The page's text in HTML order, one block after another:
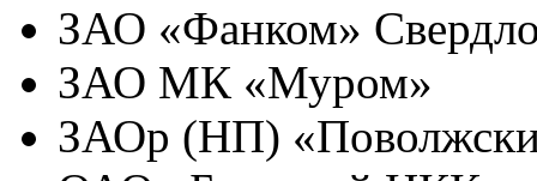
ЗАО «Фанком»
ЗАО МК «Муром»
ЗАОр (НП)